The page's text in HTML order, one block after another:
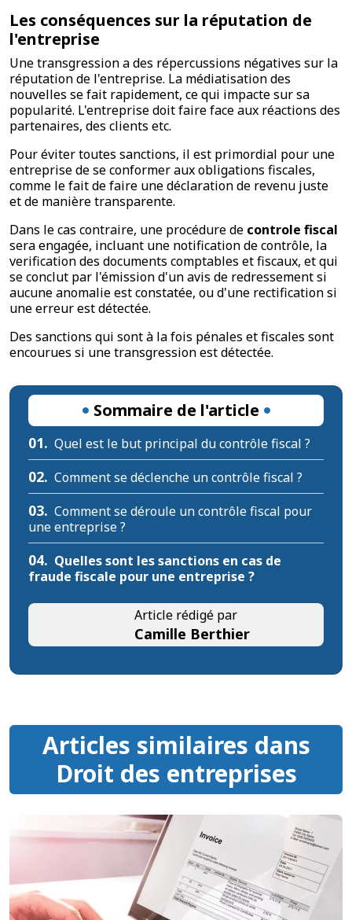
Les conséquences sur la réputation de
l'entreprise
Une transgression a des répercussions négatives sur la
réputation de l'entreprise. La médiatisation des
nouvelles se fait rapidement, ce qui impacte sur sa
popularité. L'entreprise doit faire face aux réactions des
partenaires, des clients etc.
Pour éviter toutes sanctions, il est primordial pour une
entreprise de se conformer aux obligations fiscales,
comme le fait de faire une déclaration de revenu juste
et de manière transparente.
Dans le cas contraire, une procédure de controle fiscal
sera engagée, incluant une notification de contrôle, la
verification des documents comptables et fiscaux, et qui
se conclut par l'émission d'un avis de redressement si
aucune anomalie est constatée, ou d'une rectification si
une erreur est détectée.
Des sanctions qui sont à la fois pénales et fiscales sont
encourues si une transgression est détectée.
Sommaire de l'article
01. Quel est le but principal du contrôle fiscal ?
02. Comment se déclenche un contrôle fiscal ?
03. Comment se déroule un contrôle fiscal pour
une entreprise ?
04. Quelles sont les sanctions en cas de
fraude fiscale pour une entreprise ?
Article rédigé par
Camille Berthier
Articles similaires dans
Droit des entreprises